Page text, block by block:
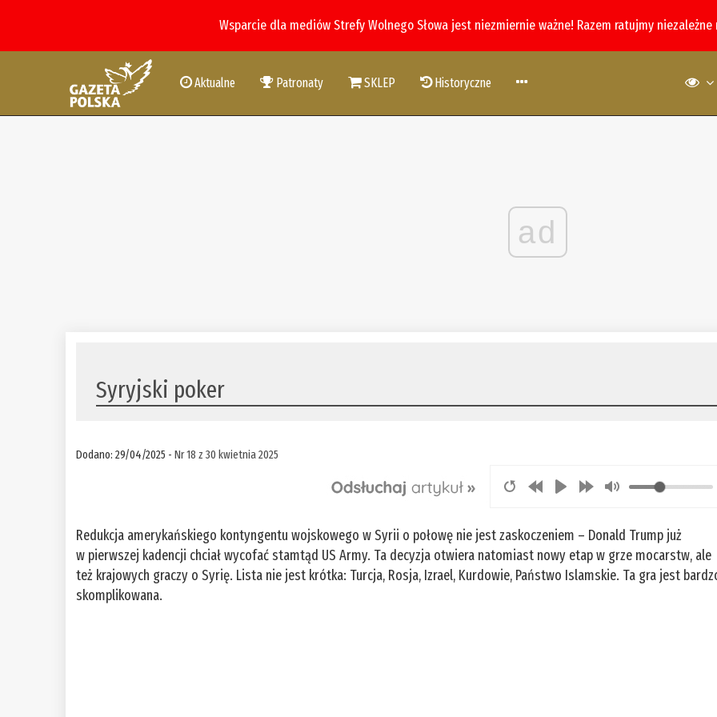
Wsparcie dla mediów Strefy Wolnego Słowa jest niezmiernie ważne! Razem ratujmy
Aktualne Patronaty SKLEP Historyczne
ad
Syryjski poker
Dodano: 29/04/2025 -Nr 18 z 30 kwietnia 2025
Redukcja amerykańskiego kontyngentu wojskowego w Syrii o połowę nie jest zaskoczeniem – Donald Trump już
w pierwszej kadencji chciał wycofać stamtąd US Army. Ta decyzja otwiera natomiast nowy etap w grze mocarstw, ale
też krajowych graczy o Syrię. Lista nie jest krótka: Turcja, Rosja, Izrael, Kurdowie, Państwo Islamskie. Ta gra jest
skomplikowana.